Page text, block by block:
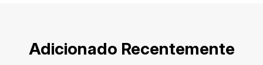
Adicionado Recentemente